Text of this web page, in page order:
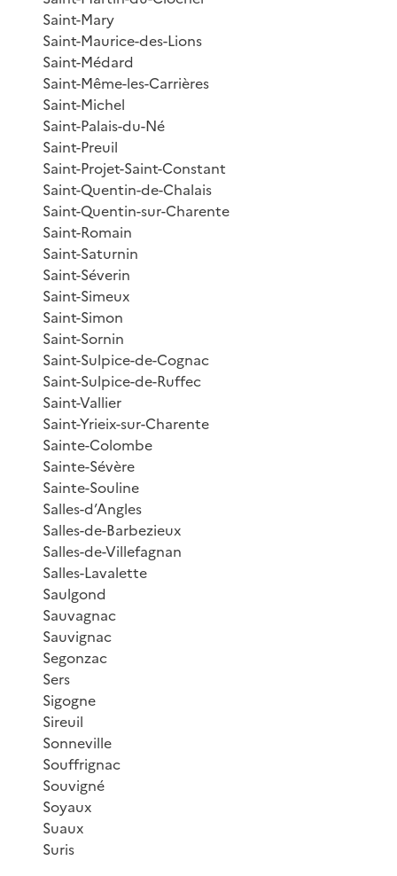
Saint-Mary
Saint-Maurice-des-Lions
Saint-Médard
Saint-Même-les-Carrières
Saint-Michel
Saint-Palais-du-Né
Saint-Preuil
Saint-Projet-Saint-Constant
Saint-Quentin-de-Chalais
Saint-Quentin-sur-Charente
Saint-Romain
Saint-Saturnin
Saint-Séverin
Saint-Simeux
Saint-Simon
Saint-Sornin
Saint-Sulpice-de-Cognac
Saint-Sulpice-de-Ruffec
Saint-Vallier
Saint-Yrieix-sur-Charente
Sainte-Colombe
Sainte-Sévère
Sainte-Souline
Salles-d’Angles
Salles-de-Barbezieux
Salles-de-Villefagnan
Salles-Lavalette
Saulgond
Sauvagnac
Sauvignac
Segonzac
Sers
Sigogne
Sireuil
Sonneville
Souffrignac
Souvigné
Soyaux
Suaux
Suris